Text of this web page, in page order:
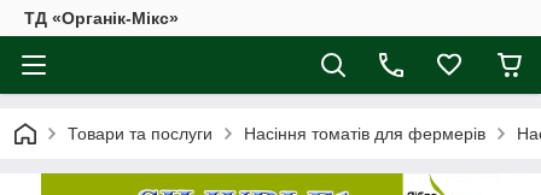
ТД «Органік-Мікс»
Товари та послуги Насіння томатів для фермерів